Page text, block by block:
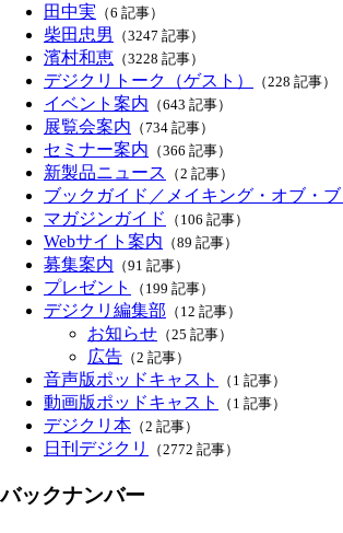
田中実 （6 記事）
柴田忠男 （3247 記事）
濱村和恵 （3228 記事）
デジクリトーク（ゲスト） （228 記事）
イベント案内 （643 記事）
展覧会案内 （734 記事）
セミナー案内 （366 記事）
新製品ニュース （2 記事）
ブックガイド／メイキング・オブ・
マガジンガイド （106 記事）
Webサイト案内 （89 記事）
募集案内 （91 記事）
プレゼント （199 記事）
デジクリ編集部 （12 記事）
お知らせ （25 記事）
広告 （2 記事）
音声版ポッドキャスト （1 記事）
動画版ポッドキャスト （1 記事）
デジクリ本 （2 記事）
日刊デジクリ （2772 記事）
バックナンバー